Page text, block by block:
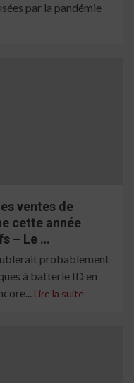
par la pandémie
ventes de
cette année
– Le …
probablement
à batterie ID en
Lire la suite